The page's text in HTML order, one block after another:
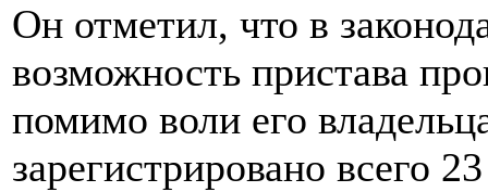
Он отметил, что в
возможность пристава
помимо воли его
зарегистрировано всего